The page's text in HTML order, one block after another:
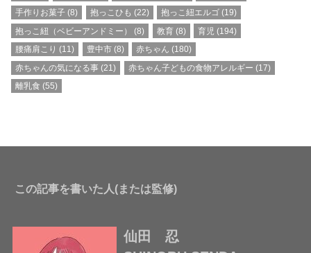
手作りお菓子 (8) 抱っこひも (22) 抱っこ紐エルゴ(19)
抱っこ紐（ベビーアンドミー）
(8) 教育(8) 育児 (194)
腰痛肩こり (11) 豊中市(8) 赤ちゃん (180)
赤ちゃんの気になる事 (21) 赤ちゃん子どもの食物アレルギー (17)
離乳食 (55)
この記事を書いた人(または監修)
仙田 忍